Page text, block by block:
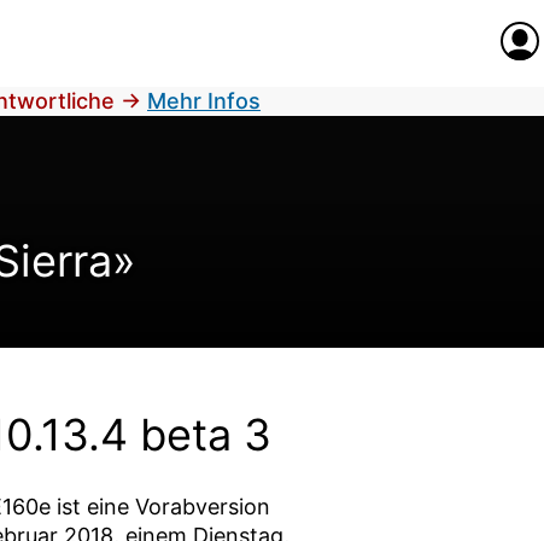
→ Mehr Infos
beta 3
ist eine Vorabversion
2018, einem Dienstag,